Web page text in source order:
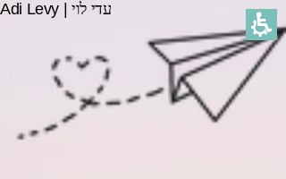
Adi Levy |עדי לוי